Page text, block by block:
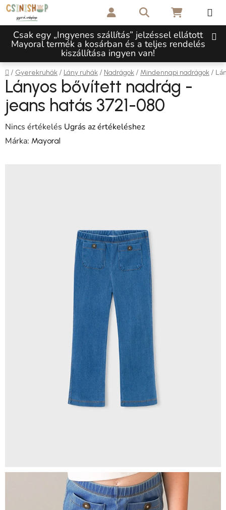
Ugrás a fő tartalomhoz
Csak egy „Ingyenes szállítás” jelzéssel ellátott
Mayoral termék a kosárban és a teljes rendelés
kiszállítása ingyen van!
KeresésKOSÁR
Kezdőlap
/ Gyerekruhák / Lány ruhák / Nadrágok / Mindennapi nadrágok /
Lányos bővített nadrág -
jeans hatás 3721-080
A termék átlagos értékelése 5-ből 0,0 csillag.
Nincs értékelés Ugrás az értékeléshez
Márka: Mayoral